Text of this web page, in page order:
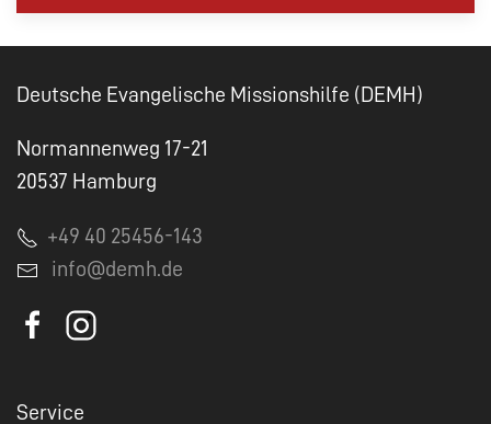
Deutsche Evangelische Missionshilfe (DEMH)
Normannenweg 17-21
20537 Hamburg
+49 40 25456-143
info@demh.de
Service